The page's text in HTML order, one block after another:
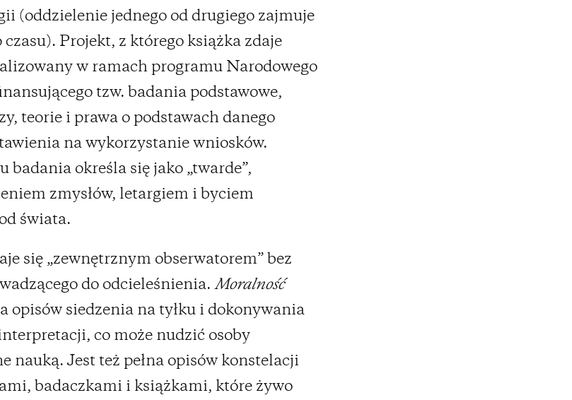
(oddzielenie jednego od drugiego zajmuje
Projekt, z którego książka zdaje
w ramach programu Narodowego
tzw. badania podstawowe,
teorie i prawa o podstawach danego
na wykorzystanie wniosków.
badania określa się jako „twarde”,
zmysłów, letargiem i byciem
świata.
się „zewnętrznym obserwatorem” bez
do odcieleśnienia. Moralność
opisów siedzenia na tyłku i dokonywania
co może nudzić osoby
nauką. Jest też pełna opisów konstelacji
badaczkami i książkami, które żywo